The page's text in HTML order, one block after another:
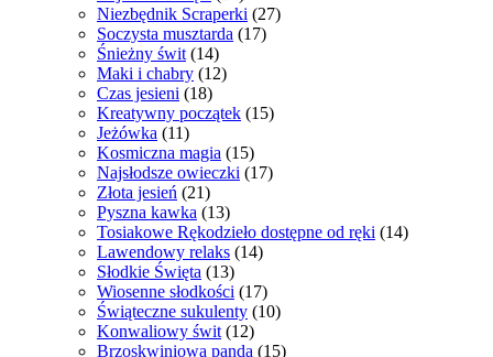
Niezbędnik Scraperki (27)
Soczysta musztarda (17)
Śnieżny świt (14)
Maki i chabry (12)
Czas jesieni (18)
Kreatywny początek (15)
Jeżówka (11)
Kosmiczna magia (15)
Najsłodsze owieczki (17)
Złota jesień (21)
Pyszna kawka (13)
Tosiakowe Rękodzieło dostępne od ręki (14)
Lawendowy relaks (14)
Słodkie Święta (13)
Wiosenne słodkości (17)
Świąteczne sukulenty (10)
Konwaliowy świt (12)
Brzoskwiniowa panda (15)